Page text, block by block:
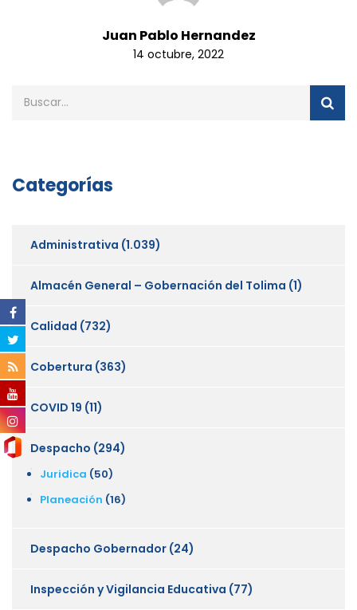
Juan Pablo Hernandez
14 octubre, 2022
Categorías
Administrativa (1.039)
Almacén General – Gobernación del Tolima (1)
Calidad (732)
Cobertura (363)
COVID 19 (11)
Despacho (294)
Juridica (50)
Planeación (16)
Despacho Gobernador (24)
Inspección y Vigilancia Educativa (77)